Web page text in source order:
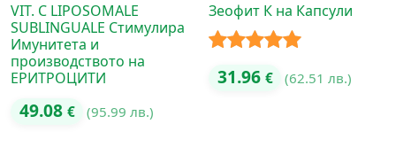
VIT. C LIPOSOMALE
SUBLINGUALE Стимулира
Имунитета и
производството на
ЕРИТРОЦИТИ
49.08 € (95.99 лв.)
Зеофит К на Капсули
Оценено с
31.96 € (62.51 лв.)